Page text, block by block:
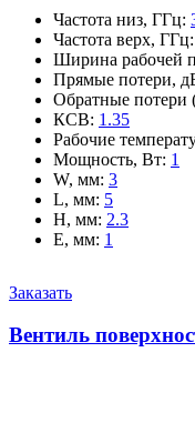
Частота низ, ГГц:
Частота верх, ГГц:
Ширина рабочей
Прямые потери,
Обратные потери
КСВ: 1.35
Рабочие
Мощность, Вт: 1
W, мм: 3
L, мм: 5
H, мм: 2.3
E, мм: 1
Заказать
Вентиль